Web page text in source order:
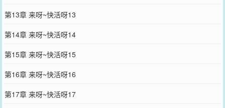
第13章 来呀~快活呀13
第14章 来呀~快活呀14
第15章 来呀~快活呀15
第16章 来呀~快活呀16
第17章 来呀~快活呀17